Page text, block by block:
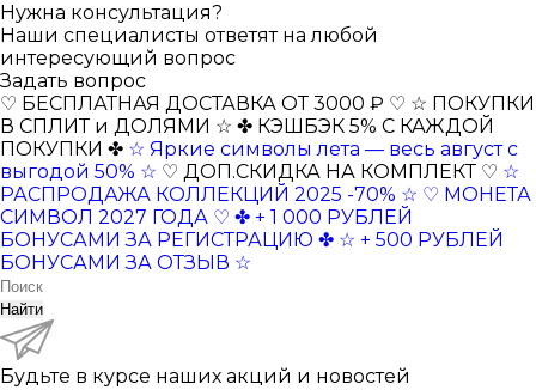
Нужна консультация?
Наши специалисты ответят на любой
интересующий вопрос
Задать вопрос
♡ БЕСПЛАТНАЯ ДОСТАВКА ОТ 3000 ₽ ♡ ☆ ПОКУПКИ
В СПЛИТ и ДОЛЯМИ ☆ ✤ КЭШБЭК 5% С КАЖДОЙ
ПОКУПКИ ✤ ☆ Яркие символы лета — весь август с
выгодой 50% ☆ ♡ ДОП.СКИДКА НА КОМПЛЕКТ ♡ ☆
РАСПРОДАЖА КОЛЛЕКЦИЙ 2025 -70% ☆ ♡ МОНЕТА
СИМВОЛ 2027 ГОДА ♡ ✤ + 1 000 РУБЛЕЙ
БОНУСАМИ ЗА РЕГИСТРАЦИЮ ✤ ☆ + 500 РУБЛЕЙ
БОНУСАМИ ЗА ОТЗЫВ ☆
Найти
Будьте в курсе наших акций и новостей